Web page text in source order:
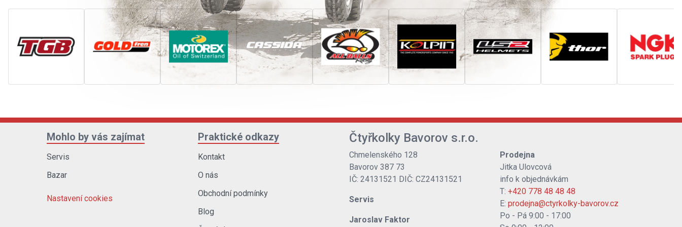
Mohlo by vás zajímat
Servis
Bazar
Nastavení cookies
Praktické odkazy
Kontakt
O nás
Obchodní podmínky
Blog
Čtyřkolky Bavorov s.r.o.
Chmelenského 128
Bavorov 387 73
IČ: 24131521 DIČ: CZ24131521
Servis
Jaroslav Faktor
Prodejna
Jitka Ulovcová
info k objednávkám
T: +420 778 48 48 48
E: prodejna@ctyrkolky-bavorov.cz
Po - Pá 9:00 - 17:00